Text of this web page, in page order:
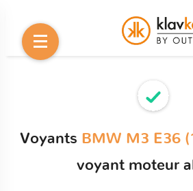
Voyants BMW M3 E36
voyant moteur